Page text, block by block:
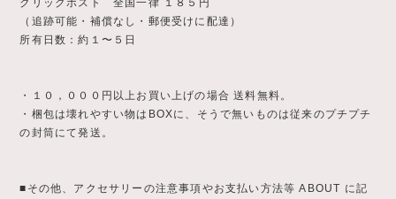
クリックポスト 全国一律 １８５円
（追跡可能・補償なし・郵便受けに配達）
所有日数：約１〜５日
・１０，０００円以上お買い上げの場合 送料無料。
・梱包は壊れやすい物はBOXに、そうで無いものは従来のプチプチ
の封筒にて発送。
■その他、アクセサリーの注意事項やお支払い方法等 ABOUT に記